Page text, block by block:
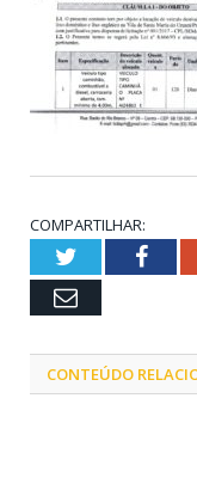
COMPARTILHAR:
Twitter
Email
CONTEÚDO